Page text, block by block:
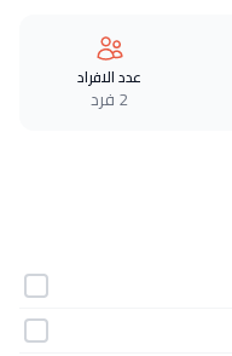
عدد الافراد
2 فرد